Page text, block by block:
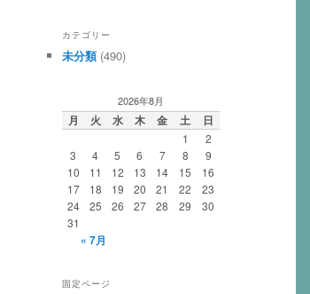
カテゴリー
未分類(490)
2026年8月
月 火 水 木 金 土 日
1
2
3
4 5 6 7 8
9
10
11 12 13 14 15
16
17
18 19 20 21 22
23
24
25 26 27 28 29
30
31
« 7月
固定ページ